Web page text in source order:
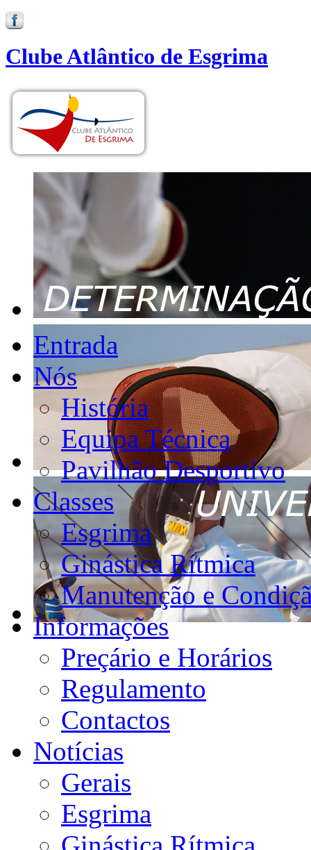
Clube Atlântico de Esgrima
Entrada
Nós
História
Equipa Técnica
Pavilhão Desportivo
Classes
Esgrima
Ginástica Rítmica
Manutenção e
Informações
Preçário e Horários
Regulamento
Contactos
Notícias
Gerais
Esgrima